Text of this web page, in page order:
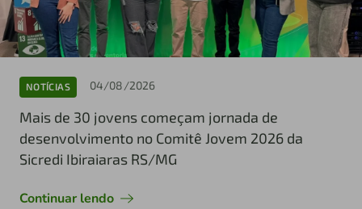
NOTÍCIAS 04/08/2026
Mais de 30 jovens começam jornada de
desenvolvimento no Comitê Jovem 2026 da
Sicredi Ibiraiaras RS/MG
Continuar lendo